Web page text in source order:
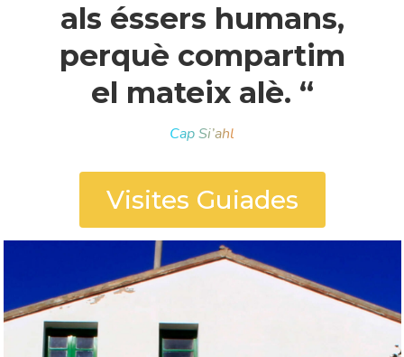
als éssers humans,
perquè compartim
el mateix alè. “
Cap Si’ahl
Visites Guiades